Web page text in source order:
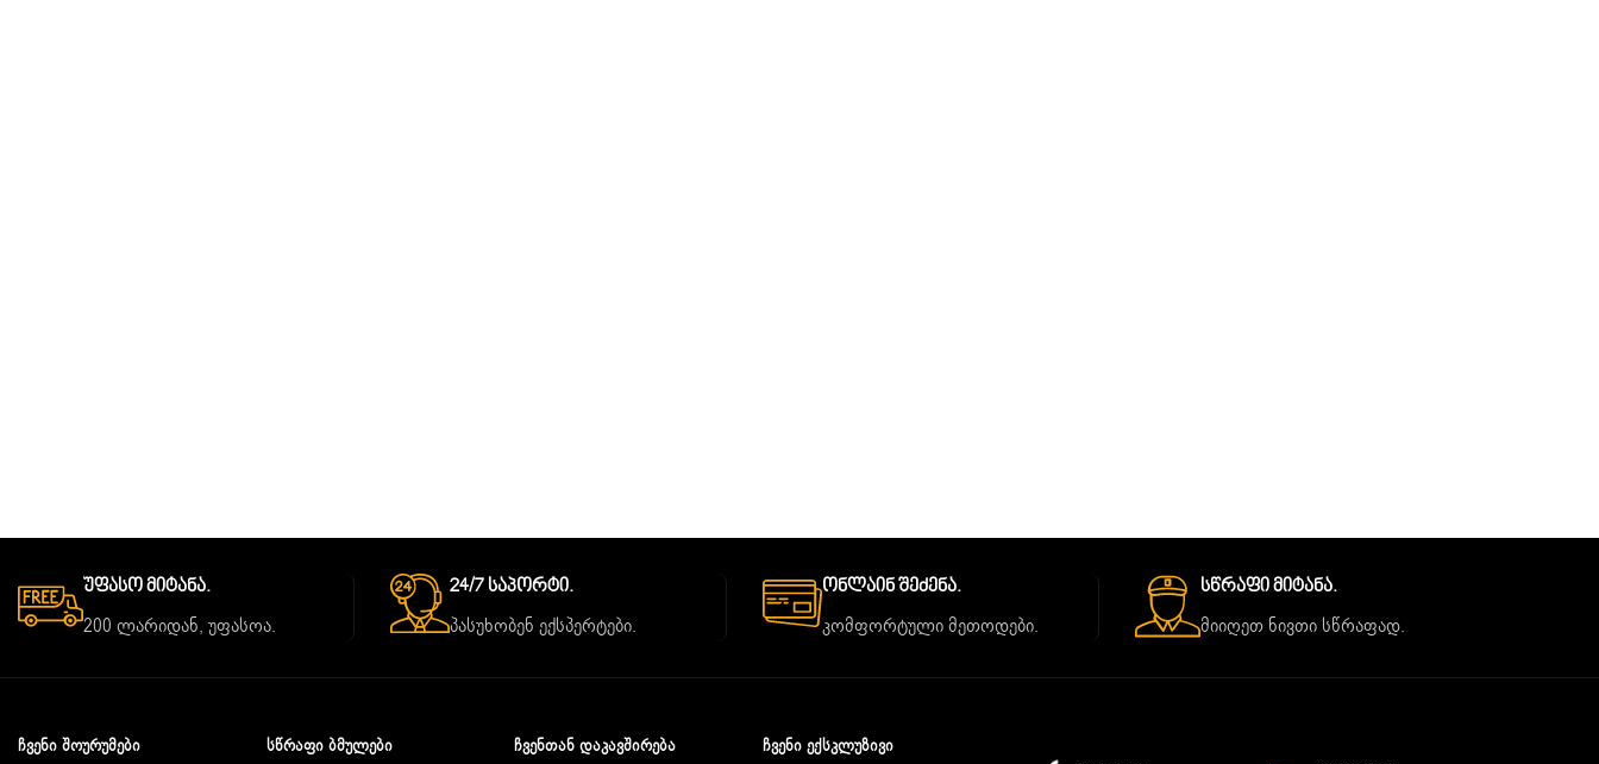
Უფასო Მიტანა.
200 ლარიდან, უფასოა.
24/7 Საპორტი.
პასუხობენ ექსპერტები.
Ონლაინ Შეძენა.
კომფორტული მეთოდები.
Სწრაფი Მიტანა.
მიიღეთ ნივთი სწრაფად.
ᲩᲕᲔᲜᲘ ᲨᲝᲣᲠᲣᲛᲔᲑᲘ
ᲡᲬᲠᲐᲤᲘ ᲑᲛᲣᲚᲔᲑᲘ
ᲩᲕᲔᲜᲗᲐᲜ ᲓᲐᲙᲐᲕᲨᲘᲠᲔᲑᲐ
ᲩᲕᲔᲜᲘ ᲔᲥᲡᲙᲚᲣᲖᲘᲕᲘ